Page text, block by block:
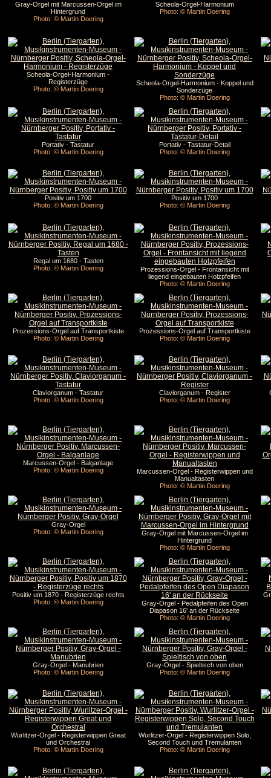
Gray-Orgel mit Marcussen-Orgel im
Hintergrund
Photo: © Martin Doering
Scheola-Orgel-Harmonium
Photo: © Martin Doering
Scheola-Orgel-Harmonium -
Registerzüge
Photo: © Martin Doering
Scheola-Orgel-Harmonium - Koppel und
Sonderzüge
Photo: © Martin Doering
Portativ - Tastatur
Photo: © Martin Doering
Portativ - Tastatur-Detail
Photo: © Martin Doering
Positiv um 1700
Photo: © Martin Doering
Positiv um 1700
Photo: © Martin Doering
Regal um 1680 - Tasten
Photo: © Martin Doering
Prozessions-Orgel - Frontansicht mit
liegend eingebauten Holzpfeifen
Photo: © Martin Doering
Prozessions-Orgel auf Transportkiste
Photo: © Martin Doering
Prozessions-Orgel auf Transportkiste
Photo: © Martin Doering
Claviorganum - Tastatur
Photo: © Martin Doering
Claviorganum - Register
Photo: © Martin Doering
Marcussen-Orgel - Balganlage
Photo: © Martin Doering
Marcussen-Orgel - Registerwippen und
Manualtasten
Photo: © Martin Doering
Gray-Orgel
Photo: © Martin Doering
Gray-Orgel mit Marcussen-Orgel im
Hintergrund
Photo: © Martin Doering
Positiv um 1870 - Registerzüge rechts
Photo: © Martin Doering
Gray-Orgel - Pedalpfeifen des Open
Diapason 16' an der Rückseite
Photo: © Martin Doering
Gray-Orgel - Manubrien
Photo: © Martin Doering
Gray-Orgel - Spieltisch von oben
Photo: © Martin Doering
Wurlitzer-Orgel - Registerwippen Great
und Orchestral
Photo: © Martin Doering
Wurlitzer-Orgel - Registerwippen Solo,
Second Touch und Tremulanten
Photo: © Martin Doering